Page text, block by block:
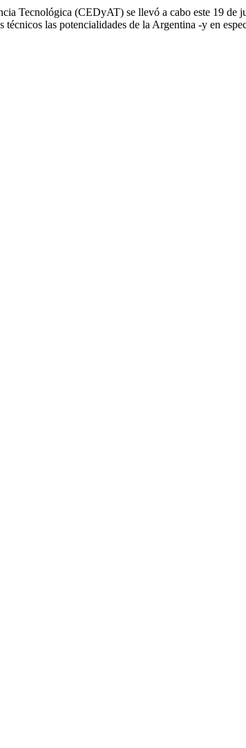
Tecnológica (CEDyAT) se llevó a cabo este 19
técnicos las potencialidades de la Argentina -y en